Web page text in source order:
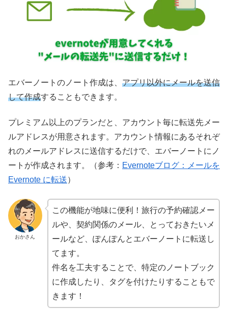
エバーノートのノート作成は、 アプリ以外にメールを送信
して作成することもできます。
プレミアム以上のプランだと、アカウント毎に転送先メー
ルアドレスが用意されます。アカウント情報にあるそれぞ
れのメールアドレスに送信するだけで、エバーノートにノ
ートが作成されます。（参考： Evernoteブログ：メールを
Evernote に転送）
おかさん
この機能が地味に便利！旅行の予約確認メー
ルや、契約関係のメール、とっておきたいメ
ールなど、ぽんぽんとエバーノートに転送し
てます。
件名を工夫することで、特定のノートブック
に作成したり、タグを付けたりすることもで
きます！